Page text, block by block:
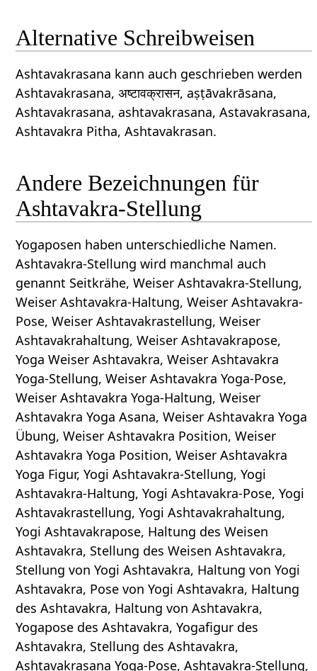
Alternative Schreibweisen
Ashtavakrasana kann auch geschrieben werden
Ashtavakrasana, अष्टावक्रासन, aṣṭāvakrāsana,
Ashtavakrasana, ashtavakrasana, Astavakrasana,
Ashtavakra Pitha, Ashtavakrasan.
Andere Bezeichnungen für
Ashtavakra-Stellung
Yogaposen haben unterschiedliche Namen.
Ashtavakra-Stellung wird manchmal auch
genannt Seitkrähe, Weiser Ashtavakra-Stellung,
Weiser Ashtavakra-Haltung, Weiser Ashtavakra-
Pose, Weiser Ashtavakrastellung, Weiser
Ashtavakrahaltung, Weiser Ashtavakrapose,
Yoga Weiser Ashtavakra, Weiser Ashtavakra
Yoga-Stellung, Weiser Ashtavakra Yoga-Pose,
Weiser Ashtavakra Yoga-Haltung, Weiser
Ashtavakra Yoga Asana, Weiser Ashtavakra Yoga
Übung, Weiser Ashtavakra Position, Weiser
Ashtavakra Yoga Position, Weiser Ashtavakra
Yoga Figur, Yogi Ashtavakra-Stellung, Yogi
Ashtavakra-Haltung, Yogi Ashtavakra-Pose, Yogi
Ashtavakrastellung, Yogi Ashtavakrahaltung,
Yogi Ashtavakrapose, Haltung des Weisen
Ashtavakra, Stellung des Weisen Ashtavakra,
Stellung von Yogi Ashtavakra, Haltung von Yogi
Ashtavakra, Pose von Yogi Ashtavakra, Haltung
des Ashtavakra, Haltung von Ashtavakra,
Yogapose des Ashtavakra, Yogafigur des
Ashtavakra, Stellung des Ashtavakra,
Ashtavakrasana Yoga-Pose, Ashtavakra-Stellung,